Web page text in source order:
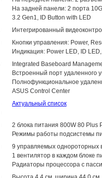
На задней панели: 2 порта
3.2 Gen1, ID Button with LED
Интегрированный
Кнопки управления: Power,
Индикация: Power LED, ID
Integrated Baseboard
Встроенный порт удаленного
Полнофункциональное
ASUS Control Center
Актуальный список
2 блока питания 800W 80 Plus
Режимы работы подсистемы
9 управляемых однороторных
1 вентилятор в каждом блоке
Радиаторы процессора с